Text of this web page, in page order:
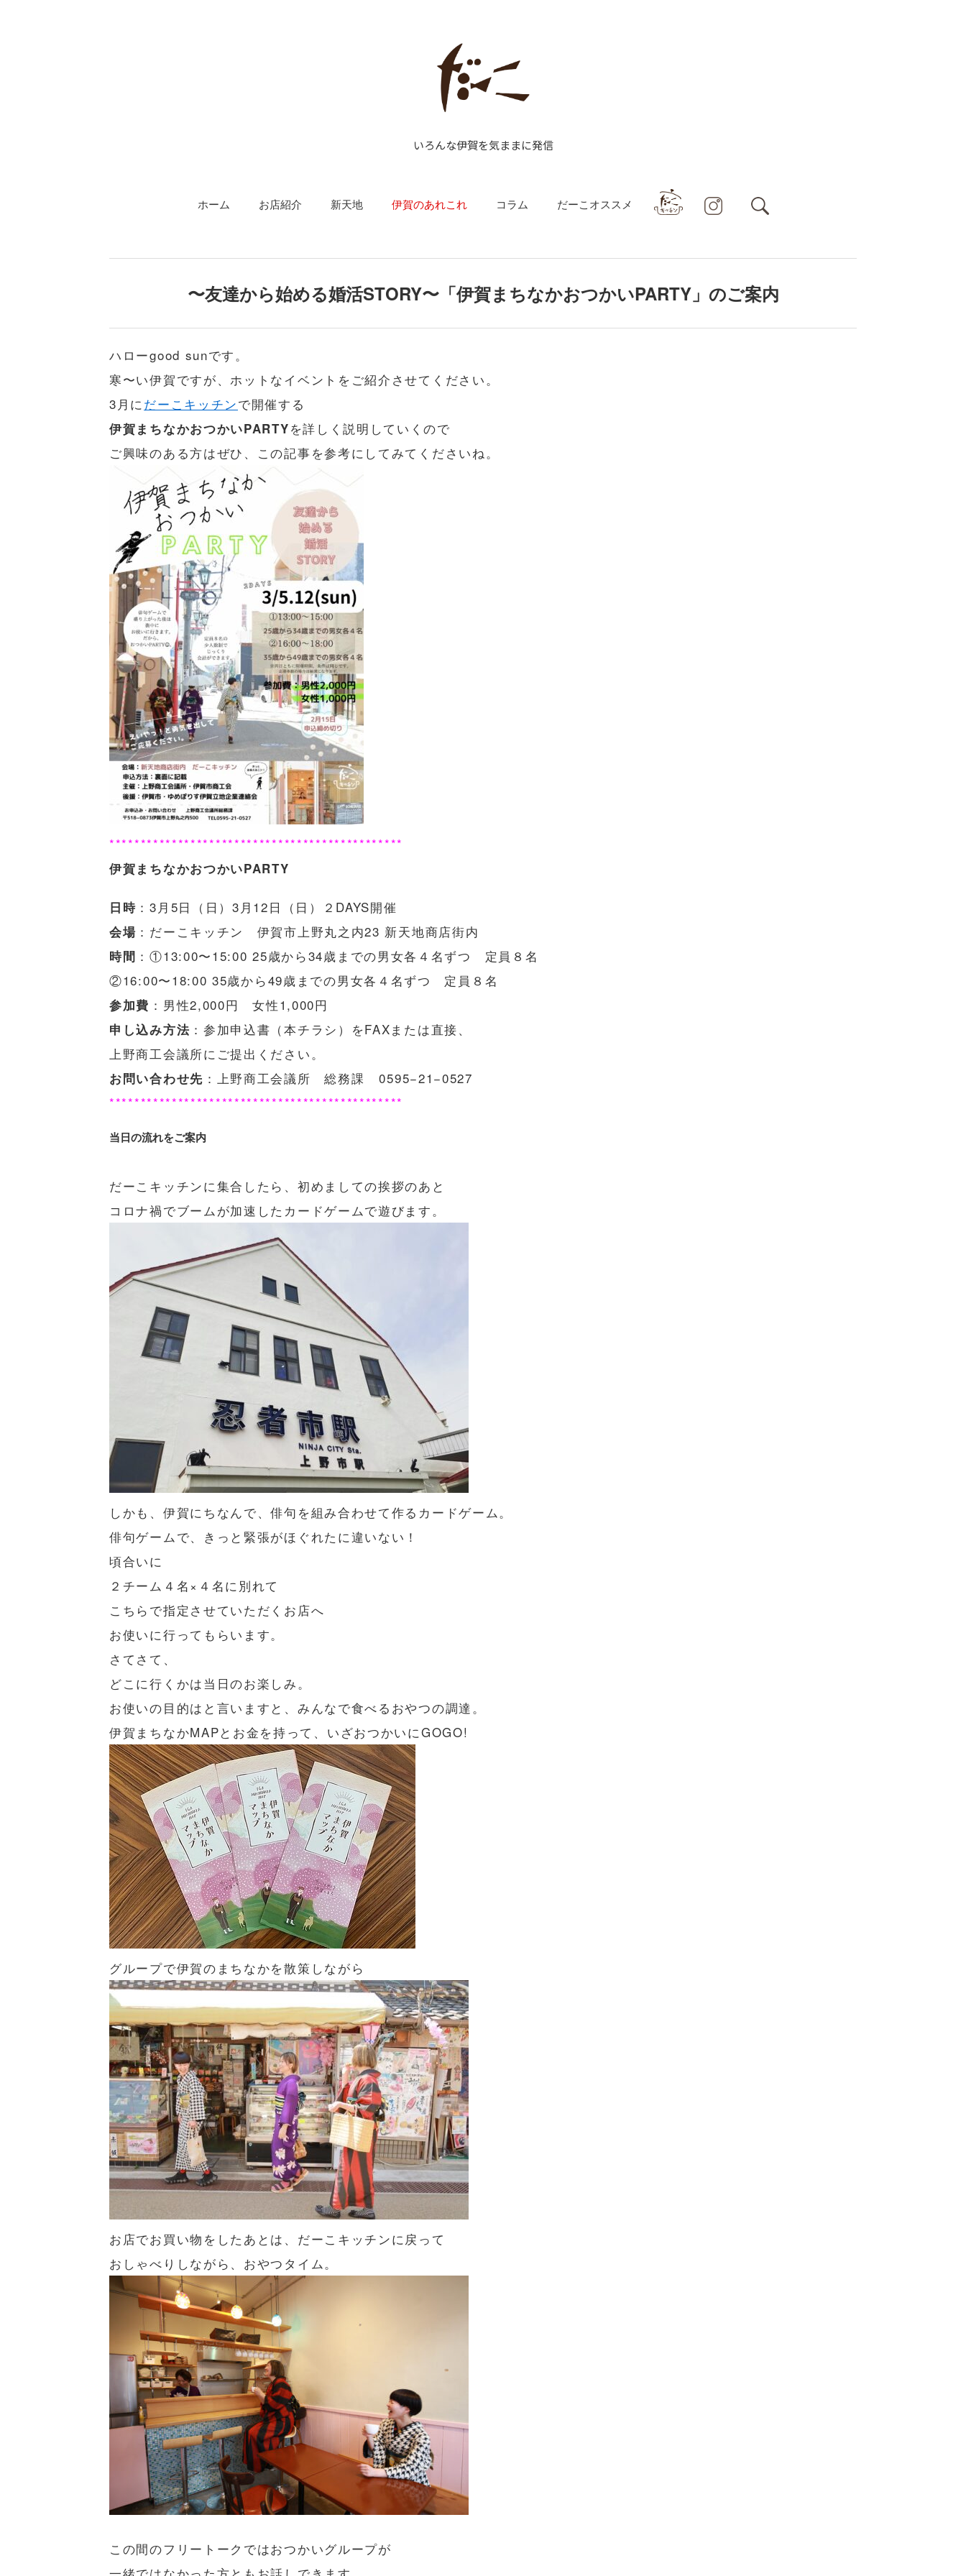
いろんな伊賀を気ままに発信
ホーム お店紹介 新天地 伊賀のあれこれ コラム だーこオススメ
〜友達から始める婚活STORY〜「伊賀まちなかおつかいPARTY」のご案内
ハローgood sunです。
寒〜い伊賀ですが、ホットなイベントをご紹介させてください。
3月に だーこキッチンで開催する
伊賀まちなかおつかいPARTYを詳しく説明していくので
ご興味のある方はぜひ、この記事を参考にしてみてくださいね。
***********************************************
伊賀まちなかおつかいPARTY
日時 ：3月5日（日）3月12日（日）２DAYS開催
会場 ：だーこキッチン 伊賀市上野丸之内23 新天地商店街内
時間 ：①13:00〜15:00 25歳から34歳までの男女各４名ずつ 定員８名
②16:00〜18:00 35歳から49歳までの男女各４名ずつ 定員８名
参加費 ：男性2,000円 女性1,000円
申し込み方法 ：参加申込書（本チラシ）をFAXまたは直接、
上野商工会議所にご提出ください。
お問い合わせ先 ：上野商工会議所 総務課 0595−21−0527
***********************************************
当日の流れをご案内
だーこキッチンに集合したら、初めましての挨拶のあと
コロナ禍でブームが加速したカードゲームで遊びます。
しかも、伊賀にちなんで、俳句を組み合わせて作るカードゲーム。
俳句ゲームで、きっと緊張がほぐれたに違いない！
頃合いに
２チーム４名×４名に別れて
こちらで指定させていただくお店へ
お使いに行ってもらいます。
さてさて、
どこに行くかは当日のお楽しみ。
お使いの目的はと言いますと、みんなで食べるおやつの調達。
伊賀まちなかMAPとお金を持って、いざおつかいにGOGO!
グループで伊賀のまちなかを散策しながら
お店でお買い物をしたあとは、だーこキッチンに戻って
おしゃべりしながら、おやつタイム。
この間のフリートークではおつかいグループが